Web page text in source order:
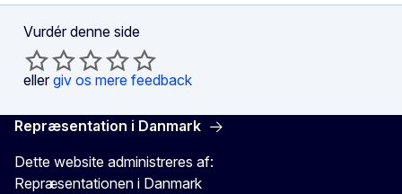
Vurdér denne side
eller giv os mere feedback
Repræsentation i Danmark
Dette website administreres af:
Repræsentationen i Danmark